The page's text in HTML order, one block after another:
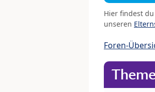
Hier findest
unseren
Foren-